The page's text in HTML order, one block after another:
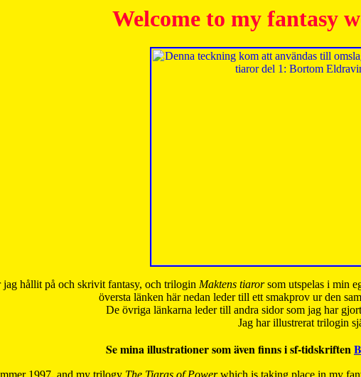
Welcome to my fantasy
jag hållit på och skrivit fantasy, och trilogin Maktens tiarorsom utspelas i min
översta länken här nedan leder till ett smakprov ur den
De övriga länkarna leder till andra sidor som jag har
Jag har illustrerat trilogin
Se mina illustrationer som även finns i sf-tidskriften